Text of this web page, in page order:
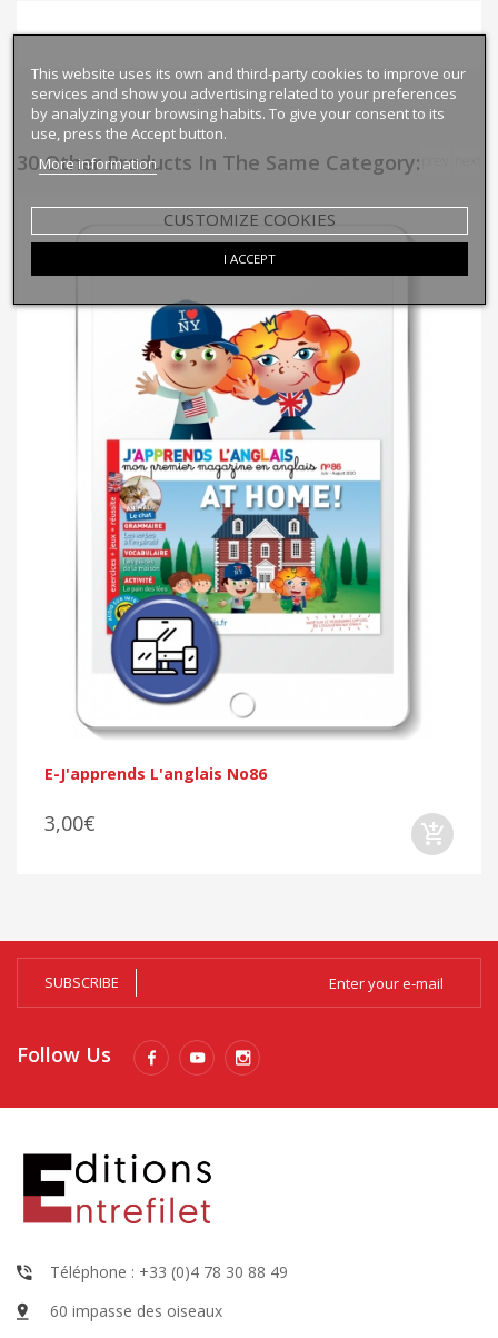
30 Other Products In The Same Category:
E-J'apprends L'anglais No86
3,00€
This website uses its own and third-party cookies to improve our
services and show you advertising related to your preferences
by analyzing your browsing habits. To give your consent to its
use, press the Accept button.
More information
CUSTOMIZE COOKIES
I ACCEPT
SUBSCRIBE
Follow Us
Téléphone : +33 (0)4 78 30 88 49
60 impasse des oiseaux